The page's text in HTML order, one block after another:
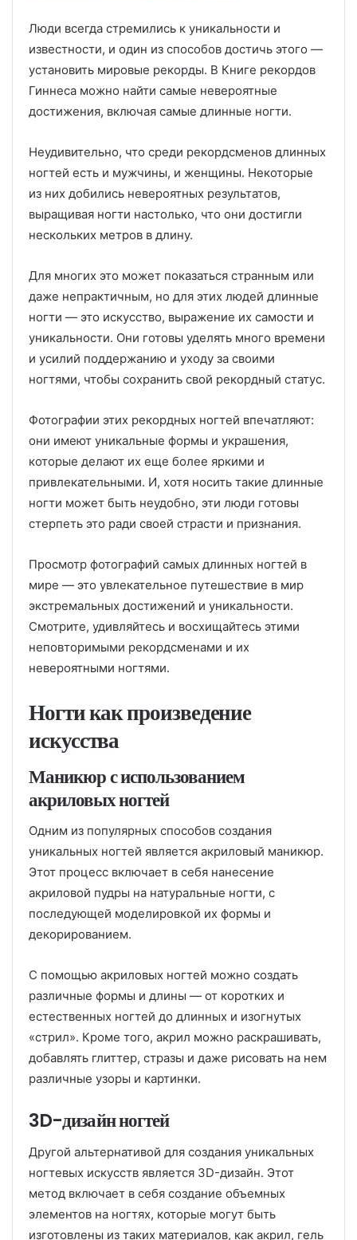
Люди всегда стремились к уникальности и
известности, и один из способов достичь этого —
установить мировые рекорды. В Книге рекордов
Гиннеса можно найти самые невероятные
достижения, включая самые длинные ногти.
Неудивительно, что среди рекордсменов длинных
ногтей есть и мужчины, и женщины. Некоторые
из них добились невероятных результатов,
выращивая ногти настолько, что они достигли
нескольких метров в длину.
Для многих это может показаться странным или
даже непрактичным, но для этих людей длинные
ногти — это искусство, выражение их самости и
уникальности. Они готовы уделять много времени
и усилий поддержанию и уходу за своими
ногтями, чтобы сохранить свой рекордный статус.
Фотографии этих рекордных ногтей впечатляют:
они имеют уникальные формы и украшения,
которые делают их еще более яркими и
привлекательными. И, хотя носить такие длинные
ногти может быть неудобно, эти люди готовы
стерпеть это ради своей страсти и признания.
Просмотр фотографий самых длинных ногтей в
мире — это увлекательное путешествие в мир
экстремальных достижений и уникальности.
Смотрите, удивляйтесь и восхищайтесь этими
неповторимыми рекордсменами и их
невероятными ногтями.
Ногти как произведение
искусства
Маникюр с использованием
акриловых ногтей
Одним из популярных способов создания
уникальных ногтей является акриловый маникюр.
Этот процесс включает в себя нанесение
акриловой пудры на натуральные ногти, с
последующей моделировкой их формы и
декорированием.
С помощью акриловых ногтей можно создать
различные формы и длины — от коротких и
естественных ногтей до длинных и изогнутых
«стрил». Кроме того, акрил можно раскрашивать,
добавлять глиттер, стразы и даже рисовать на нем
различные узоры и картинки.
3D-дизайн ногтей
Другой альтернативой для создания уникальных
ногтевых искусств является 3D-дизайн. Этот
метод включает в себя создание объемных
элементов на ногтях, которые могут быть
изготовлены из таких материалов, как акрил, гель